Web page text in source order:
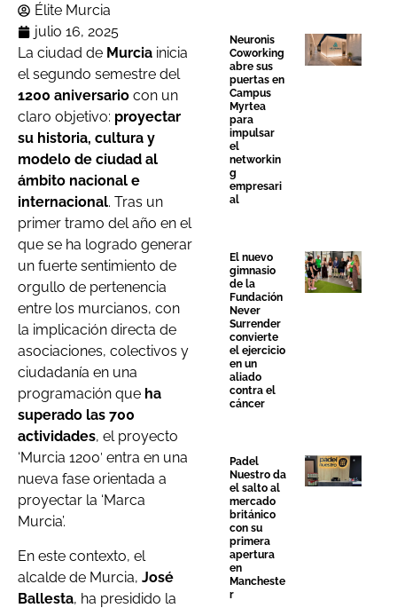
Élite Murcia
julio 16, 2025
La ciudad de Murcia inicia
el segundo semestre del
1200 aniversario con un
claro objetivo: proyectar
su historia, cultura y
modelo de ciudad al
ámbito nacional e
internacional. Tras un
primer tramo del año en el
que se ha logrado generar
un fuerte sentimiento de
orgullo de pertenencia
entre los murcianos, con
la implicación directa de
asociaciones, colectivos y
ciudadanía en una
programación que ha
superado las 700
actividades, el proyecto
‘Murcia 1200′ entra en una
nueva fase orientada a
proyectar la ‘Marca
Murcia’.
En este contexto, el
alcalde de Murcia, José
Ballesta, ha presidido la
Neuronis
Coworking
abre sus
puertas en
Campus
Myrtea
para
impulsar
el
networkin
g
empresari
al
El nuevo
gimnasio
de la
Fundación
Never
Surrender
convierte
el ejercicio
en un
aliado
contra el
cáncer
Padel
Nuestro da
el salto al
mercado
británico
con su
primera
apertura
en
Mancheste
r